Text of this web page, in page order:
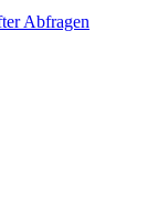
Abfragen